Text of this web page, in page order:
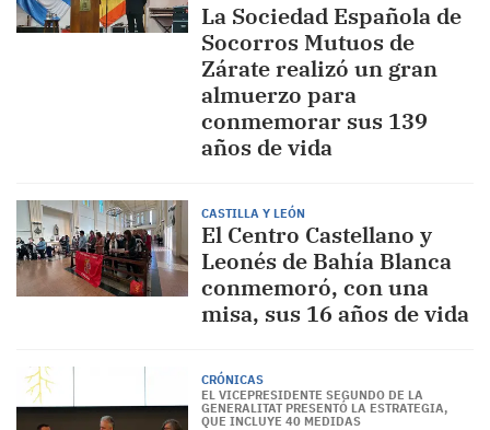
La Sociedad Española de
Socorros Mutuos de
Zárate realizó un gran
almuerzo para
conmemorar sus 139
años de vida
CASTILLA Y LEÓN
El Centro Castellano y
Leonés de Bahía Blanca
conmemoró, con una
misa, sus 16 años de vida
CRÓNICAS
EL VICEPRESIDENTE SEGUNDO DE LA
GENERALITAT PRESENTÓ LA ESTRATEGIA,
QUE INCLUYE 40 MEDIDAS